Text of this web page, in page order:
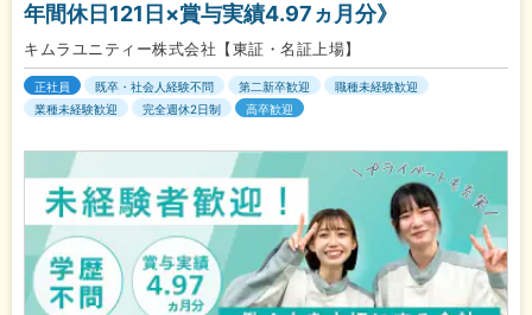
年間休日121日×賞与実績4.97ヵ月分》
キムラユニティー株式会社【東証・名証上場】
正社員 既卒・社会人経験不問 第二新卒歓迎
職種未経験歓迎
業種未経験歓迎
完全週休2日制 高卒歓迎